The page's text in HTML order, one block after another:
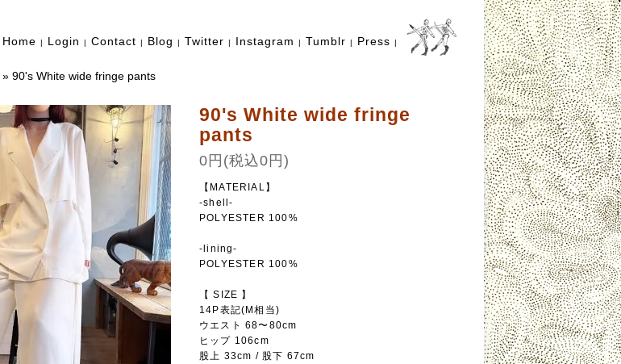
Home | Login | Contact | Blog | Twitter | Instagram | Tumblr | Press |
» 90's White wide fringe pants
90's White wide fringe
pants
0円(税込0円)
【MATERIAL】
-shell-
POLYESTER 100%
-lining-
POLYESTER 100%
【 SIZE 】
14P表記(M相当)
ウエスト 68〜80cm
ヒップ 106cm
股上 33cm / 股下 67cm